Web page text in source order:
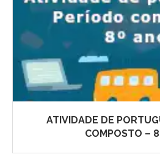
ATIVIDADE DE
COMPOSTO –